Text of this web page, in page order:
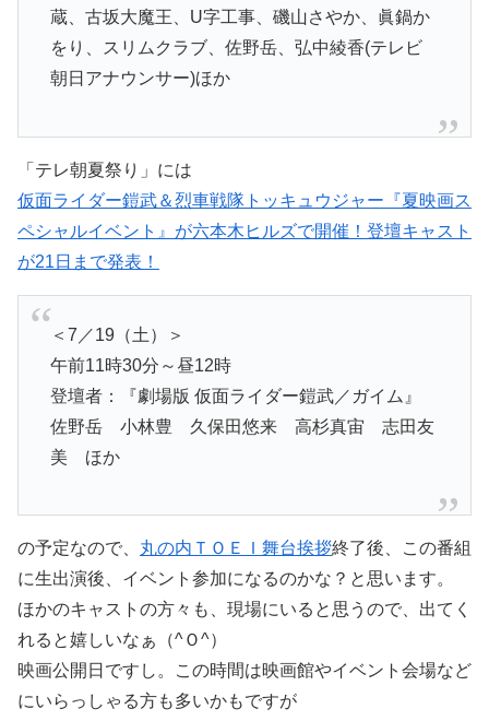
蔵、古坂大魔王、U字工事、磯山さやか、眞鍋か
をり、スリムクラブ、佐野岳、弘中綾香(テレビ
朝日アナウンサー)ほか
「テレ朝夏祭り」には
仮面ライダー鎧武＆烈車戦隊トッキュウジャー『夏映画ス
ペシャルイベント』が六本木ヒルズで開催！登壇キャスト
が21日まで発表！
＜7／19（土）＞
午前11時30分～昼12時
登壇者：『劇場版 仮面ライダー鎧武／ガイム』
佐野岳 小林豊 久保田悠来 高杉真宙 志田友
美 ほか
の予定なので、 丸の内ＴＯＥＩ舞台挨拶終了後、この番組
に生出演後、イベント参加になるのかな？と思います。
ほかのキャストの方々も、現場にいると思うので、出てく
れると嬉しいなぁ（^Ｏ^）
映画公開日ですし。この時間は映画館やイベント会場など
にいらっしゃる方も多いかもですが